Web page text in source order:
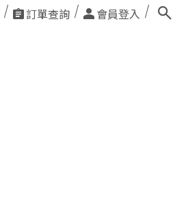
訂單查詢 會員登入